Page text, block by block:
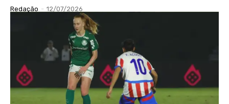
Redação - 12/07/2026